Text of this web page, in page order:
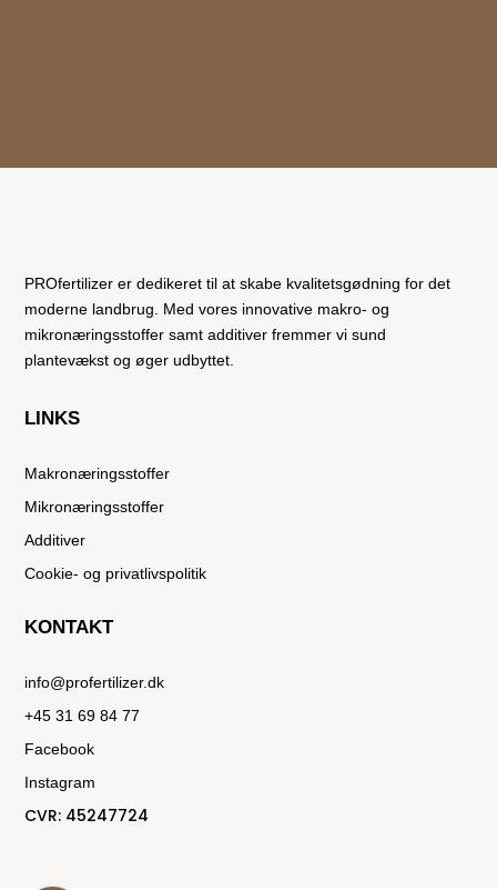
PROfertilizer er dedikeret til at skabe kvalitetsgødning for det
moderne landbrug. Med vores innovative makro- og
mikronæringsstoffer samt additiver fremmer vi sund
plantevækst og øger udbyttet.
LINKS
Makronæringsstoffer
Mikronæringsstoffer
Additiver
Cookie- og privatlivspolitik
KONTAKT
info@profertilizer.dk
+45 31 69 84 77
Facebook
Instagram
CVR: 45247724